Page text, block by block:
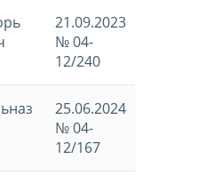
21.09.2023
№ 04-
12/240
25.06.2024
№ 04-
12/167